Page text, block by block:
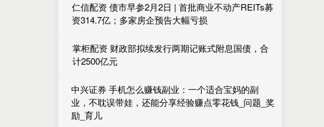
仁信配资 债市早参2月2日 | 首批商业不动产REITs募
资314.7亿；多家房企预告大幅亏损
掌柜配资 财政部拟续发行两期记账式附息国债，合
计2500亿元
中兴证券 手机怎么赚钱副业：一个适合宝妈的副
业，不耽误带娃，还能分享经验赚点零花钱_问题_奖
励_育儿